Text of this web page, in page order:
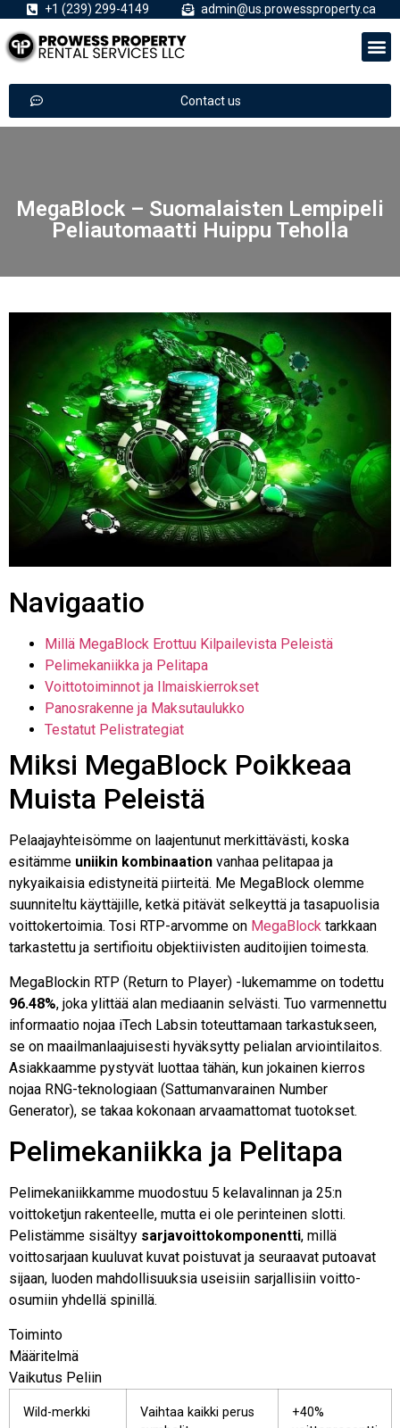
+1 (239) 299-4149 admin@us.prowessproperty.ca
Contact us
MegaBlock – Suomalaisten Lempipeli
Peliautomaatti Huippu Teholla
Navigaatio
Millä MegaBlock Erottuu Kilpailevista Peleistä
Pelimekaniikka ja Pelitapa
Voittotoiminnot ja Ilmaiskierrokset
Panosrakenne ja Maksutaulukko
Testatut Pelistrategiat
Miksi MegaBlock Poikkeaa
Muista Peleistä
Pelaajayhteisömme on laajentunut merkittävästi, koska
esitämme uniikin kombinaation vanhaa pelitapaa ja
nykyaikaisia edistyneitä piirteitä. Me MegaBlock olemme
suunniteltu käyttäjille, ketkä pitävät selkeyttä ja tasapuolisia
voittokertoimia. Tosi RTP-arvomme on MegaBlock tarkkaan
tarkastettu ja sertifioitu objektiivisten auditoijien toimesta.
MegaBlockin RTP (Return to Player) -lukemamme on todettu
96.48%, joka ylittää alan mediaanin selvästi. Tuo varmennettu
informaatio nojaa iTech Labsin toteuttamaan tarkastukseen,
se on maailmanlaajuisesti hyväksytty pelialan arviointilaitos.
Asiakkaamme pystyvät luottaa tähän, kun jokainen kierros
nojaa RNG-teknologiaan (Sattumanvarainen Number
Generator), se takaa kokonaan arvaamattomat tuotokset.
Pelimekaniikka ja Pelitapa
Pelimekaniikkamme muodostuu 5 kelavalinnan ja 25:n
voittoketjun rakenteelle, mutta ei ole perinteinen slotti.
Pelistämme sisältyy sarjavoittokomponentti, millä
voittosarjaan kuuluvat kuvat poistuvat ja seuraavat putoavat
sijaan, luoden mahdollisuuksia useisiin sarjallisiin voitto-
osumiin yhdellä spinillä.
Toiminto
Määritelmä
Vaikutus Peliin
Wild-merkki
Vaihtaa kaikki perus
+40%